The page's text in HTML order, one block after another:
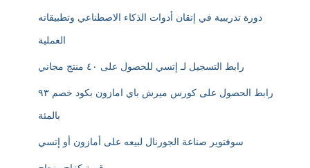
دورة تدريبية في إتقان أدوات الذكاء الاصطناعي وتطبيقاته
العملية
رابط التسجيل لـ إتسي للحصول على ٤٠ منتج مجاني
رابط الحصول على كورس ميرش باي امازون بكود خصم ٩٣
بالمئة
سوفتوير صناعة الجورنال لبيعه على أمازون أو إتسي